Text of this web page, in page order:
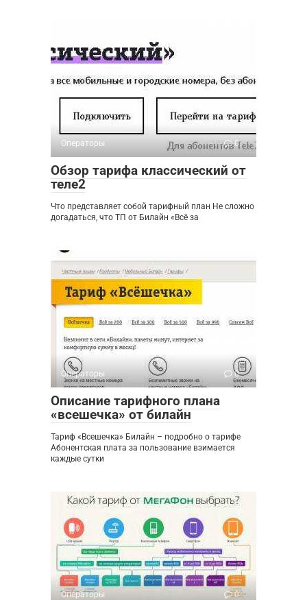
Операторы 0
Обзор тарифа классический от
теле2
Что представляет собой тарифный план Не сложно
догадаться, что ТП от Билайн «Всё за
Операторы 0
Описание тарифного плана
«всешечка» от билайн
Тариф «Всешечка» Билайн – подробно о тарифе
Абонентская плата за пользование взимается
каждые сутки
Операторы 0